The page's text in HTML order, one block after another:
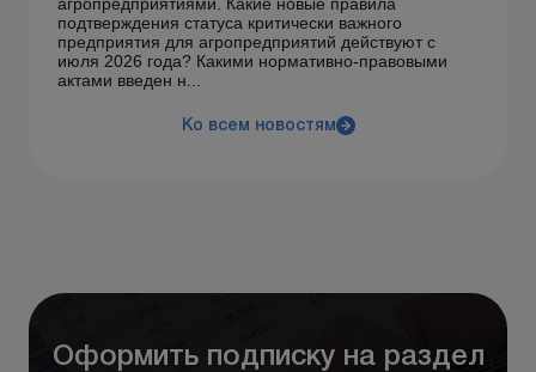
подтверждения статуса критически важного
предприятия для агропредприятий действуют с
июля 2026 года? Какими нормативно-правовыми
актами введен н...
Ко всем новостям
Оформить подписку на раздел